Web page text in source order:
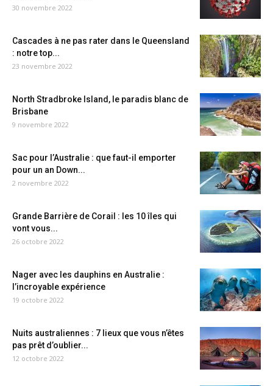
30 novembre 2022
Cascades à ne pas rater dans le Queensland
: notre top...
23 novembre 2022
North Stradbroke Island, le paradis blanc de
Brisbane
9 novembre 2022
Sac pour l’Australie : que faut-il emporter
pour un an Down...
2 novembre 2022
Grande Barrière de Corail : les 10 îles qui
vont vous...
26 octobre 2022
Nager avec les dauphins en Australie :
l’incroyable expérience
19 octobre 2022
Nuits australiennes : 7 lieux que vous n’êtes
pas prêt d’oublier...
12 octobre 2022